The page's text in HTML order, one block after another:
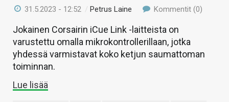
31.5.2023 - 12:52 /Petrus Laine Kommentit (0)
Jokainen Corsairin iCue Link -laitteista on
varustettu omalla mikrokontrollerillaan, jotka
yhdessä varmistavat koko ketjun saumattoman
toiminnan.
Lue lisää